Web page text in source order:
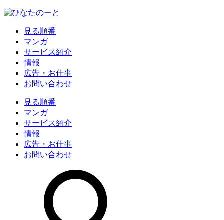
見る順番
マンガ
サービス紹介
情報
広告・お仕事
お問い合わせ
見る順番
マンガ
サービス紹介
情報
広告・お仕事
お問い合わせ